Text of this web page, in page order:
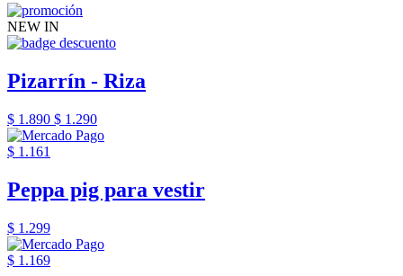
NEW IN
Pizarrín - Riza
$ 1.890 $ 1.290
$ 1.161
Peppa pig para vestir
$ 1.299
$ 1.169